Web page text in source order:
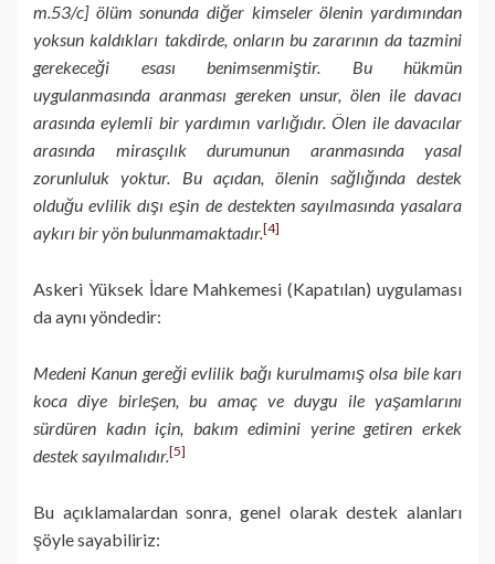
m.53/c] ölüm sonunda diğer kimseler ölenin yardımından
yoksun kaldıkları takdirde, onların bu zararının da tazmini
gerekeceği esası benimsenmiştir. Bu hükmün
uygulanmasında aranması gereken unsur, ölen ile davacı
arasında eylemli bir yardımın varlığıdır. Ölen ile davacılar
arasında mirasçılık durumunun aranmasında yasal
zorunluluk yoktur. Bu açıdan, ölenin sağlığında destek
olduğu evlilik dışı eşin de destekten sayılmasında yasalara
aykırı bir yön bulunmamaktadır.[4]
Askeri Yüksek İdare Mahkemesi (Kapatılan) uygulaması
da aynı yöndedir:
Medeni Kanun gereği evlilik bağı kurulmamış olsa bile karı
koca diye birleşen, bu amaç ve duygu ile yaşamlarını
sürdüren kadın için, bakım edimini yerine getiren erkek
destek sayılmalıdır.[5]
Bu açıklamalardan sonra, genel olarak destek alanları
şöyle sayabiliriz: